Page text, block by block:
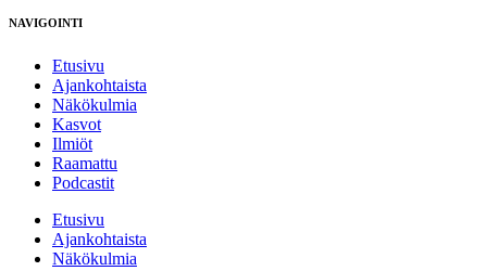
NAVIGOINTI
Etusivu
Ajankohtaista
Näkökulmia
Kasvot
Ilmiöt
Raamattu
Podcastit
Etusivu
Ajankohtaista
Näkökulmia